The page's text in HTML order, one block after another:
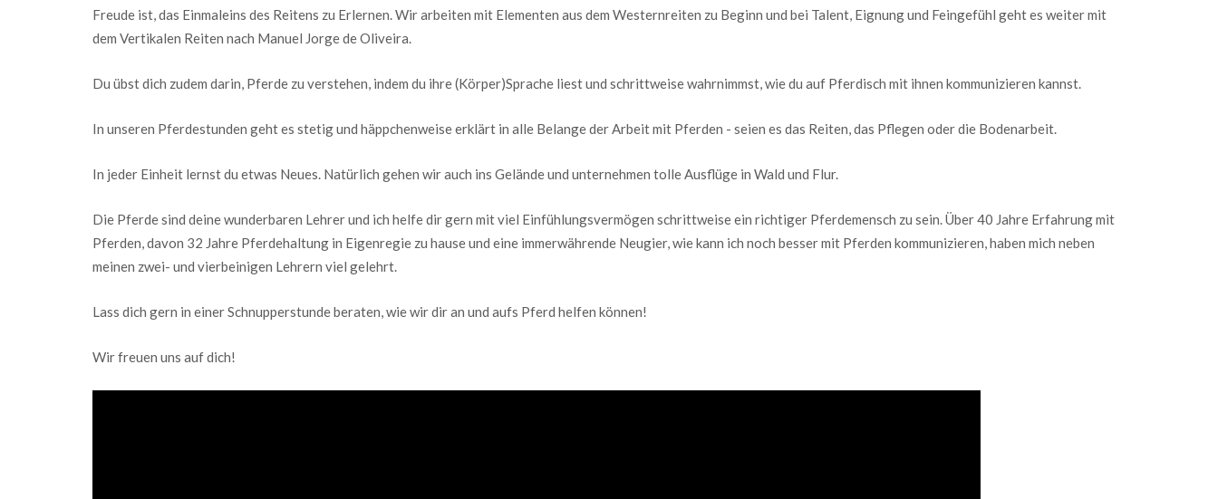
Freude ist, das Einmaleins des Reitens zu Erlernen. Wir arbeiten mit Elementen aus dem Westernreiten zu Beginn und bei Talent, Eignung und Feingefühl geht es weiter mit
dem Vertikalen Reiten nach Manuel Jorge de Oliveira.
Du übst dich zudem darin, Pferde zu verstehen, indem du ihre (Körper)Sprache liest und schrittweise wahrnimmst, wie du auf Pferdisch mit ihnen kommunizieren kannst.
In unseren Pferdestunden geht es stetig und häppchenweise erklärt in alle Belange der Arbeit mit Pferden - seien es das Reiten, das Pflegen oder die Bodenarbeit.
In jeder Einheit lernst du etwas Neues. Natürlich gehen wir auch ins Gelände und unternehmen tolle Ausflüge in Wald und Flur.
Die Pferde sind deine wunderbaren Lehrer und ich helfe dir gern mit viel Einfühlungsvermögen schrittweise ein richtiger Pferdemensch zu sein. Über 40 Jahre Erfahrung mit
Pferden, davon 32 Jahre Pferdehaltung in Eigenregie zu hause und eine immerwährende Neugier, wie kann ich noch besser mit Pferden kommunizieren, haben mich neben
meinen zwei- und vierbeinigen Lehrern viel gelehrt.
Lass dich gern in einer Schnupperstunde beraten, wie wir dir an und aufs Pferd helfen können!
Wir freuen uns auf dich!